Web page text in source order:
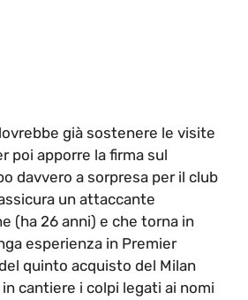
già sostenere le visite
poi apporre la firma sul
davvero a sorpresa per il club
un attaccante
(ha 26 anni) e che torna in
esperienza in Premier
quinto acquisto del Milan
cantiere i colpi legati ai nomi